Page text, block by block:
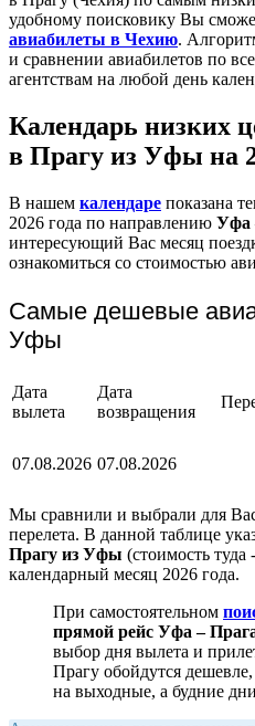
удобному поисковику Вы
авиабилеты в Чехию.
и сравнении авиабилетов по
агентствам на любой день
Календарь низких
в Прагу из Уфы на
В нашем календаре показана
2026 года по направлению Уфа
интересующий Вас месяц
ознакомиться со стоимостью
Самые дешевые
Уфы
Дата
вылета
Дата
возвращения
07.08.2026 07.08.2026
Мы сравнили и выбрали для
перелета. В данной таблице
Прагу из Уфы (стоимость
календарный месяц 2026 года.
При самостоятельном
прямой рейс Уфа –
выбор дня вылета и
Прагу обойдутся
на выходные, а будние